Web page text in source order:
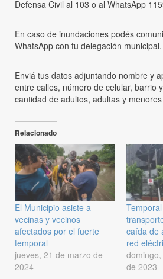
Defensa Civil al 103 o al WhatsApp
En caso de inundaciones podés
WhatsApp con tu delegación municipal.
Enviá tus datos adjuntando nombre y
entre calles, número de celular, barrio
cantidad de adultos, adultas y
Relacionado
El Municipio asiste a
vecinas y vecinos
afectados por el fuerte
temporal
jueves, 21 de marzo de
2024
caída de
red
de 2023